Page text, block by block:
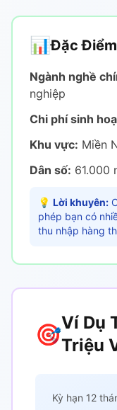
📊Đặc Điểm
Ngành nghề
nghiệp
Chi phí sinh
Khu vực: Miền
Dân số: 61.000
💡 Lời khuyên:
phép bạn có
thu nhập hàng
🎯Ví Dụ
Triệu
Kỳ hạn 12